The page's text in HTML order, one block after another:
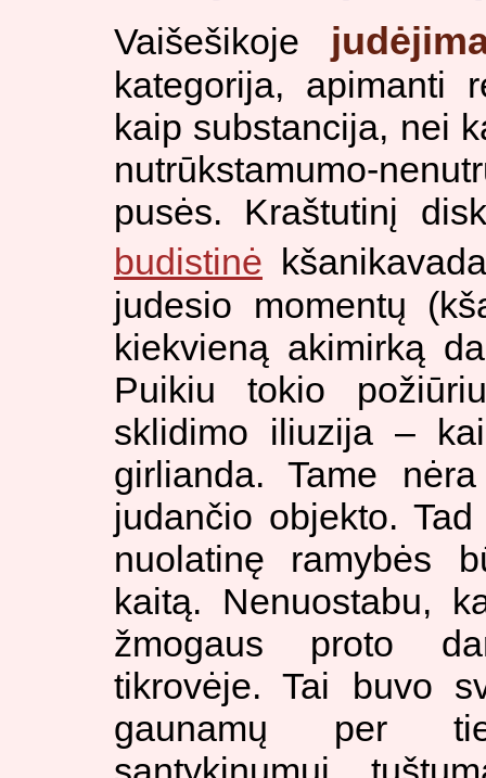
Vaišešikoje
kategorija, apimanti
kaip substancija, nei
nutrūkstamumo-
pusės. Kraštutinį
budistinė
judesio momentų
kiekvieną akimirką
Puikiu tokio
sklidimo iliuzija –
girlianda. Tame
judančio objekto.
nuolatinę ramybės
kaitą. Nenuostabu,
žmogaus proto
tikrovėje. Tai buvo
gaunamų per